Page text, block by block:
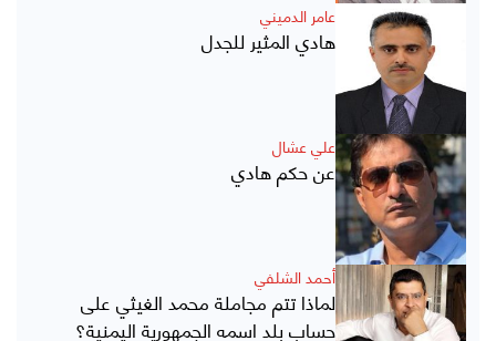
عامر الدميني
هادي المثير للجدل
علي عشال
عن حكم هادي
أحمد الشلفي
لماذا تتم مجاملة محمد الغيثي على
حساب بلد اسمه الجمهورية اليمنية؟